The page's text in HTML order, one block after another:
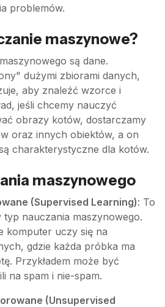
problemów.
maszynowe?
są dane.
dużymi zbiorami danych,
aby znaleźć wzorce i
jeśli chcemy nauczyć
obrazy kotów, dostarczamy
oraz innych obiektów, a on
charakterystyczne dla kotów.
maszynowego
(Supervised Learning): To
typ nauczania maszynowego.
komputer uczy się na
gdzie każda próbka ma
Przykładem może być
na spam i nie-spam.
(Unsupervised